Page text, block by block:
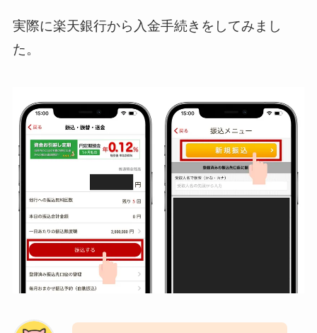
実際に楽天銀行から入金手続きをしてみまし
た。